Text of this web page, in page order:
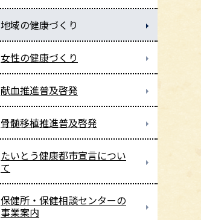
地域の健康づくり
女性の健康づくり
献血推進普及啓発
骨髄移植推進普及啓発
たいとう健康都市宣言につい
て
保健所・保健相談センターの
事業案内